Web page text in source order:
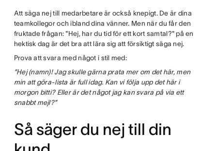
Att säga nej till medarbetare är också knepigt. De är dina
teamkollegor och ibland dina vänner. Men när du får den
fruktade frågan: "Hej, har du tid för ett kort samtal?" på en
hektisk dag är det bra att lära sig att försiktigt säga nej.
Prova att svara med något i stil med:
”Hej (namn)! Jag skulle gärna prata mer om det här, men
min att göra-lista är full idag. Kan vi följa upp det här i
morgon bitti? Eller är det något jag kan svara på via ett
snabbt mejl?”
Så säger du nej till din